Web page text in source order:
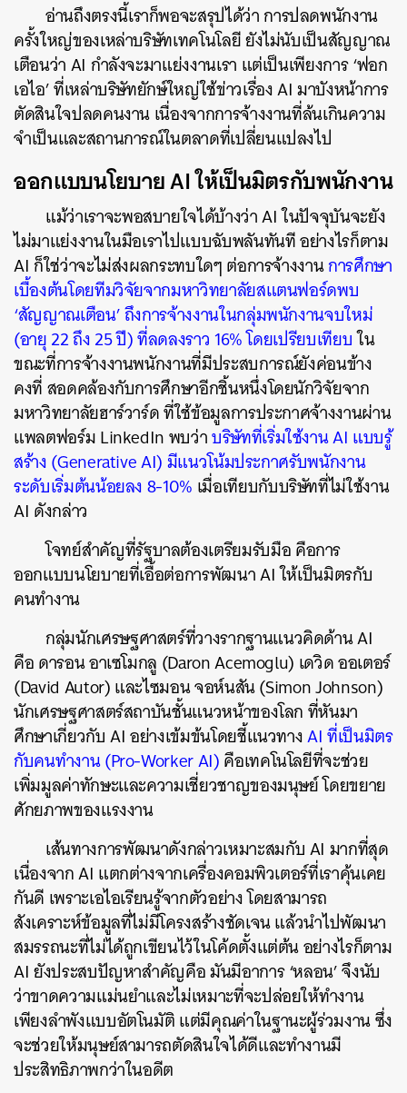
อ่านถึงตรงนี้เราก็พอจะสรุปได้ว่า การปลดพนักงาน
ครั้งใหญ่ของเหล่าบริษัทเทคโนโลยี ยังไม่นับเป็นสัญญาณ
เตือนว่า AI กำลังจะมาแย่งงานเรา แต่เป็นเพียงการ ‘ฟอก
เอไอ’ ที่เหล่าบริษัทยักษ์ใหญ่ใช้ข่าวเรื่อง AI มาบังหน้าการ
ตัดสินใจปลดคนงาน เนื่องจากการจ้างงานที่ล้นเกินความ
จำเป็นและสถานการณ์ในตลาดที่เปลี่ยนแปลงไป
ออกแบบนโยบาย AI ให้เป็นมิตรกับพนักงาน
แม้ว่าเราจะพอสบายใจได้บ้างว่า AI ในปัจจุบันจะยัง
ไม่มาแย่งงานในมือเราไปแบบฉับพลันทันที อย่างไรก็ตาม
AI ก็ใช่ว่าจะไม่ส่งผลกระทบใดๆ ต่อการจ้างงานการศึกษา
เบื้องต้นโดยทีมวิจัยจากมหาวิทยาลัยสแตนฟอร์ดพบ
‘สัญญาณเตือน’ ถึงการจ้างงานในกลุ่มพนักงานจบใหม่
(อายุ 22 ถึง 25 ปี) ที่ลดลงราว 16% โดยเปรียบเทียบใน
ขณะที่การจ้างงานพนักงานที่มีประสบการณ์ยังค่อนข้าง
คงที่ สอดคล้องกับการศึกษาอีกชิ้นหนึ่งโดยนักวิจัยจาก
มหาวิทยาลัยฮาร์วาร์ด ที่ใช้ข้อมูลการประกาศจ้างงานผ่าน
แพลตฟอร์ม LinkedIn พบว่าบริษัทที่เริ่มใช้งาน AI แบบรู้
สร้าง (Generative AI) มีแนวโน้มประกาศรับพนักงาน
ระดับเริ่มต้นน้อยลง 8-10% เมื่อเทียบกับบริษัทที่ไม่ใช้งาน
AI ดังกล่าว
โจทย์สำคัญที่รัฐบาลต้องเตรียมรับมือ คือการ
ออกแบบนโยบายที่เอื้อต่อการพัฒนา AI ให้เป็นมิตรกับ
คนทำงาน
กลุ่มนักเศรษฐศาสตร์ที่วางรากฐานแนวคิดด้าน AI
คือ ดารอน อาเซโมกลู (Daron Acemoglu) เดวิด ออเตอร์
(David Autor) และไซมอน จอห์นสัน (Simon Johnson)
นักเศรษฐศาสตร์สถาบันชั้นแนวหน้าของโลก ที่หันมา
ศึกษาเกี่ยวกับ AI อย่างเข้มข้นโดยชี้แนวทางAIที่เป็นมิตร
กับคนทำงาน (Pro-Worker AI)คือเทคโนโลยีที่จะช่วย
เพิ่มมูลค่าทักษะและความเชี่ยวชาญของมนุษย์ โดยขยาย
ศักยภาพของแรงงาน
เส้นทางการพัฒนาดังกล่าวเหมาะสมกับ AI มากที่สุด
เนื่องจาก AI แตกต่างจากเครื่องคอมพิวเตอร์ที่เราคุ้นเคย
กันดี เพราะเอไอเรียนรู้จากตัวอย่าง โดยสามารถ
สังเคราะห์ข้อมูลที่ไม่มีโครงสร้างชัดเจน แล้วนำไปพัฒนา
สมรรถนะที่ไม่ได้ถูกเขียนไว้ในโค้ดตั้งแต่ต้น อย่างไรก็ตาม
AI ยังประสบปัญหาสำคัญคือ มันมีอาการ ‘หลอน’ จึงนับ
ว่าขาดความแม่นยำและไม่เหมาะที่จะปล่อยให้ทำงาน
เพียงลำพังแบบอัตโนมัติ แต่มีคุณค่าในฐานะผู้ร่วมงาน ซึ่ง
จะช่วยให้มนุษย์สามารถตัดสินใจได้ดีและทำงานมี
ประสิทธิภาพกว่าในอดีต
ค้นหา
SHARE TWEET LINE EMAIL